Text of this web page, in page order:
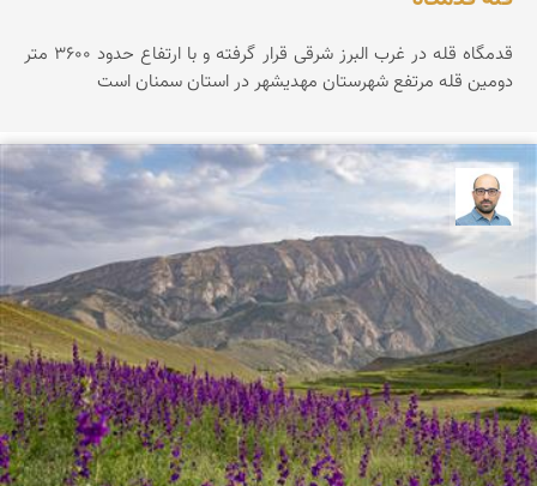
قدمگاه قله در غرب البرز شرقی قرار گرفته و با ارتفاع حدود ۳۶0۰ متر
دومین قله مرتفع شهرستان مهدیشهر در استان سمنان است